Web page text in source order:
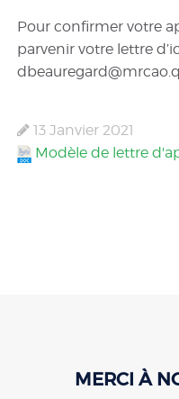
Pour confirmer votre
parvenir votre lettre
13 Janvier 2021
Modèle de lettre
MERCI À